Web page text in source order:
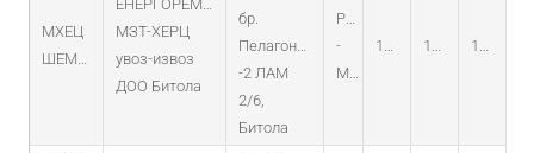
МХЕЦ
ШЕМНИЦА
ЕНЕРГОРЕМОНТ-
МЗТ-ХЕРЦ
увоз-извоз
ДОО Битола
бр.
Пелагонка
-2 ЛАМ
2/6,
Битола
PO
-
MHEC
19.04.2017 12.04.2017 12.04.2037